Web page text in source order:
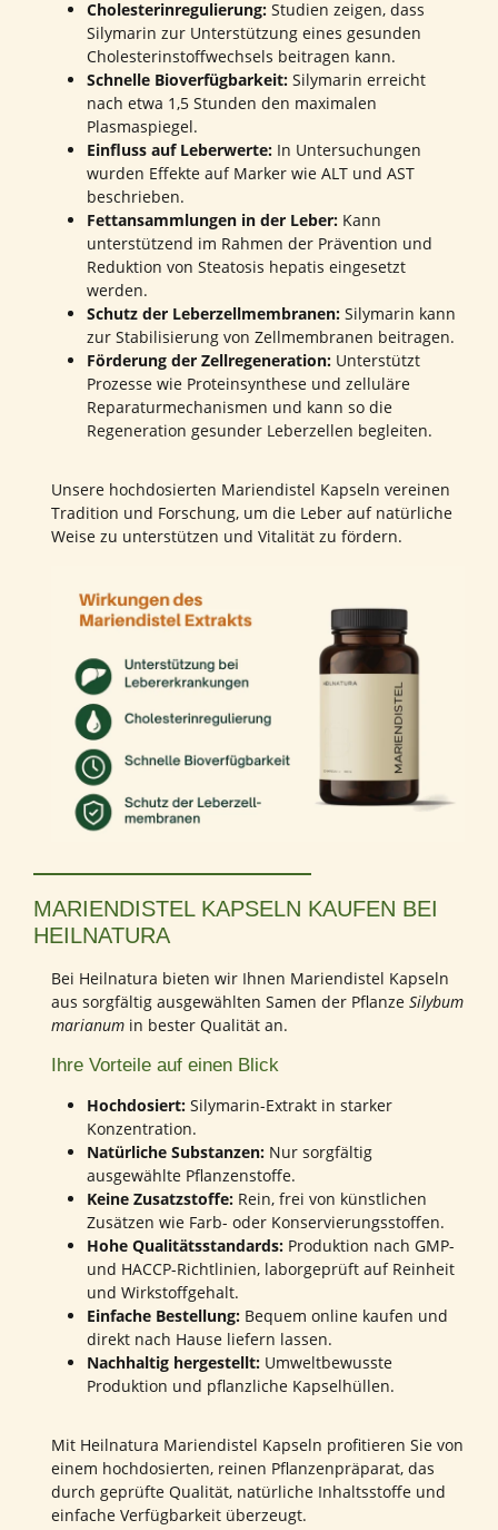
Cholesterinregulierung: Studien zeigen, dass
Silymarin zur Unterstützung eines gesunden
Cholesterinstoffwechsels beitragen kann.
Schnelle Bioverfügbarkeit: Silymarin erreicht
nach etwa 1,5 Stunden den maximalen
Plasmaspiegel.
Einfluss auf Leberwerte: In Untersuchungen
wurden Effekte auf Marker wie ALT und AST
beschrieben.
Fettansammlungen in der Leber: Kann
unterstützend im Rahmen der Prävention und
Reduktion von Steatosis hepatis eingesetzt
werden.
Schutz der Leberzellmembranen: Silymarin kann
zur Stabilisierung von Zellmembranen beitragen.
Förderung der Zellregeneration: Unterstützt
Prozesse wie Proteinsynthese und zelluläre
Reparaturmechanismen und kann so die
Regeneration gesunder Leberzellen begleiten.
Unsere hochdosierten Mariendistel Kapseln vereinen
Tradition und Forschung, um die Leber auf natürliche
Weise zu unterstützen und Vitalität zu fördern.
MARIENDISTEL KAPSELN KAUFEN BEI
HEILNATURA
Bei Heilnatura bieten wir Ihnen Mariendistel Kapseln
aus sorgfältig ausgewählten Samen der Pflanze Silybum
marianum in bester Qualität an.
Ihre Vorteile auf einen Blick
Hochdosiert: Silymarin-Extrakt in starker
Konzentration.
Natürliche Substanzen: Nur sorgfältig
ausgewählte Pflanzenstoffe.
Keine Zusatzstoffe: Rein, frei von künstlichen
Zusätzen wie Farb- oder Konservierungsstoffen.
Hohe Qualitätsstandards: Produktion nach GMP-
und HACCP-Richtlinien, laborgeprüft auf Reinheit
und Wirkstoffgehalt.
Einfache Bestellung: Bequem online kaufen und
direkt nach Hause liefern lassen.
Nachhaltig hergestellt: Umweltbewusste
Produktion und pflanzliche Kapselhüllen.
Mit Heilnatura Mariendistel Kapseln profitieren Sie von
einem hochdosierten, reinen Pflanzenpräparat, das
durch geprüfte Qualität, natürliche Inhaltsstoffe und
einfache Verfügbarkeit überzeugt.